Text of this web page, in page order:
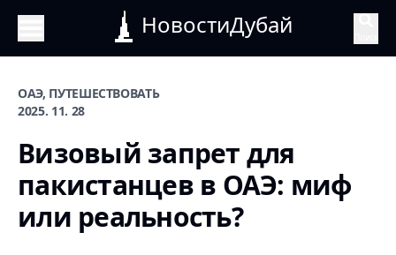
НовостиДубай
ОАЭ, ПУТЕШЕСТВОВАТЬ
2025. 11. 28
Визовый запрет для
пакистанцев в ОАЭ: миф
или реальность?